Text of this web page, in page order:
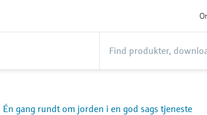
Én gang rundt om jorden i en god sags tjeneste